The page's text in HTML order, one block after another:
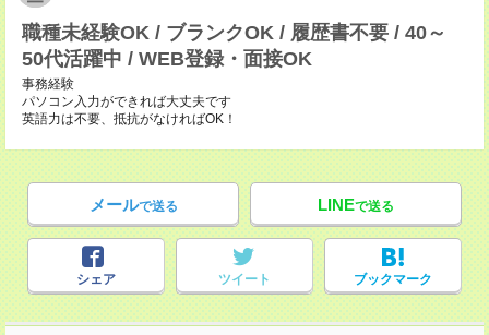
職種未経験OK / ブランクOK / 履歴書不要 / 40～
50代活躍中 / WEB登録・面接OK
事務経験
パソコン入力ができれば大丈夫です
英語力は不要、抵抗がなければOK！
メールで送る LINEで送る
シェア ツイート ブックマーク